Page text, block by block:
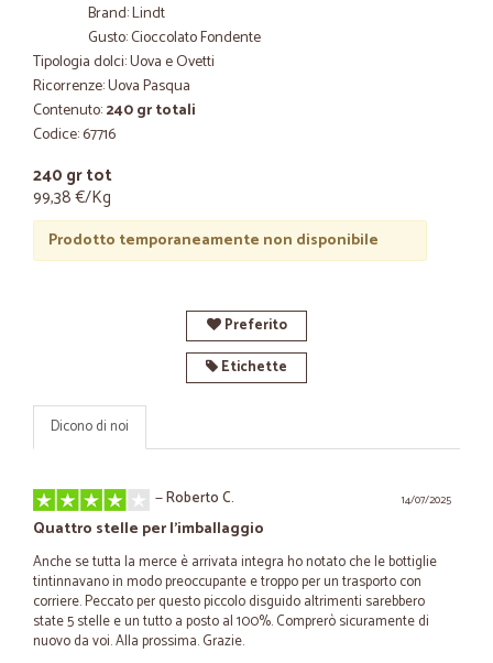
Brand: Lindt
Gusto: Cioccolato Fondente
Tipologia dolci: Uova e Ovetti
Ricorrenze: Uova Pasqua
Contenuto:240 gr totali
Codice: 67716
240 gr tot
99,38 €/Kg
Prodotto temporaneamente non disponibile
Preferito
Etichette
Dicono di noi
14/07/2025
—Roberto C.
Quattro stelle per l'imballaggio
Anche se tutta la merce è arrivata integra ho notato che le bottiglie
tintinnavano in modo preoccupante e troppo per un trasporto con
corriere. Peccato per questo piccolo disguido altrimenti sarebbero
state 5 stelle e un tutto a posto al 100%. Comprerò sicuramente di
nuovo da voi. Alla prossima. Grazie.